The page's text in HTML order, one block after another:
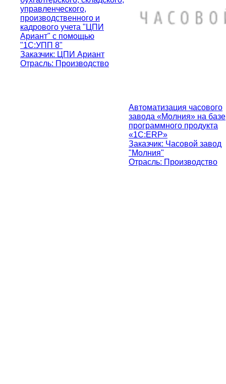
управленческого,
производственного и
кадрового учета "ЦПИ
Ариант" с помощью
"1С:УПП 8"
Заказчик: ЦПИ Ариант
Отрасль: Производство
Автоматизация часового
завода «Молния» на базе
программного продукта
«1С:ERP»
Заказчик: Часовой завод
"Молния"
Отрасль: Производство